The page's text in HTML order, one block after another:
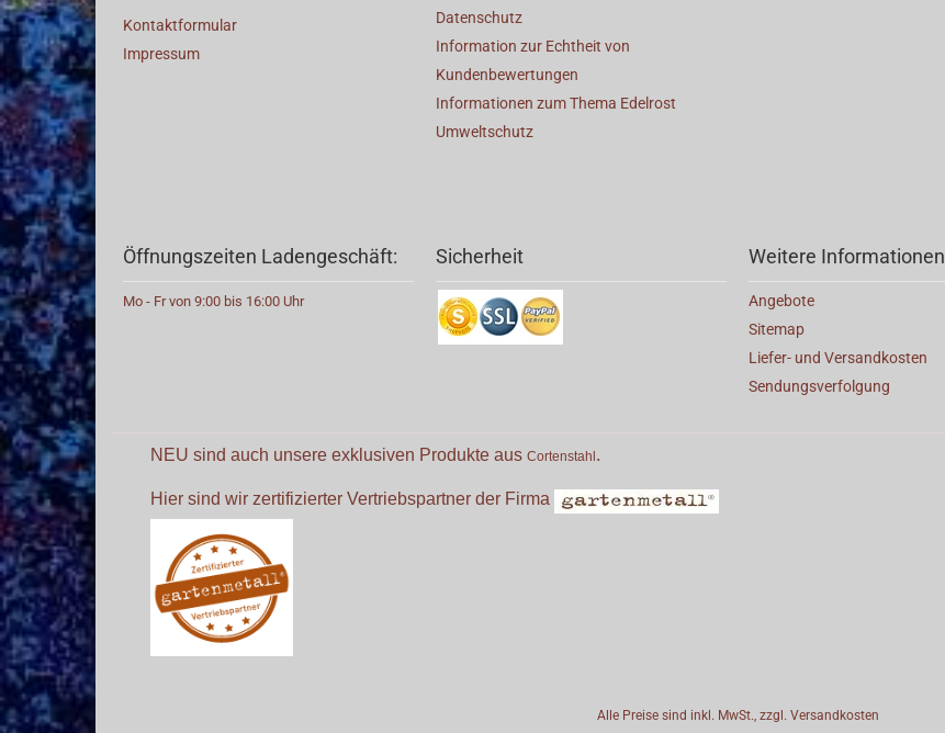
Kontaktformular
Impressum
Datenschutz
Information zur Echtheit von
Kundenbewertungen
Informationen zum Thema Edelrost
Umweltschutz
Öffnungszeiten Ladengeschäft:
Mo - Fr von 9:00 bis 16:00 Uhr
Sicherheit Weitere Informationen
Angebote
Sitemap
Liefer- und Versandkosten
Sendungsverfolgung
NEU sind auch unsere exklusiven Produkte aus Cortenstahl .
Hier sind wir zertifizierter Vertriebspartner der Firma
Alle Preise sind inkl. MwSt., zzgl. Versandkosten